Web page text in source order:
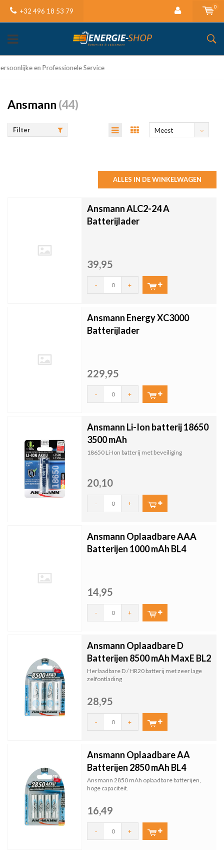
+32 496 18 53 79
0
Niet goed, Geld terug
Ansmann (44)
Filter
Meest
ALLES IN DE WINKELWAGEN
Ansmann ALC2-24 A
Batterijlader
39,95
- +
Ansmann Energy XC3000
Batterijlader
229,95
- +
Ansmann Li-Ion batterij 18650
3500 mAh
18650 Li-Ion batterij met beveiliging
20,10
- +
Ansmann Oplaadbare AAA
Batterijen 1000 mAh BL4
14,95
- +
Ansmann Oplaadbare D
Batterijen 8500 mAh MaxE BL2
Herlaadbare D / HR20 batterij met zeer lage
zelfontlading
28,95
- +
Ansmann Oplaadbare AA
Batterijen 2850 mAh BL4
Ansmann 2850 mAh oplaadbare batterijen,
hoge capaciteit.
16,49
- +